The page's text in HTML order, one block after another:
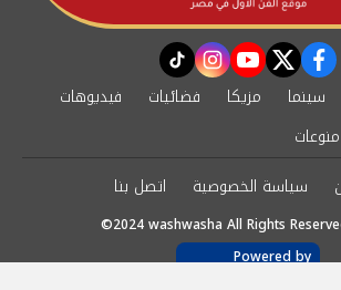
facebook
twitter
youtube
instagram
tiktok
سينما مزيكا فضائيات
فيديوهات
منوعات
سياسة الخصوصية اتصل بنا
©2024 washwasha All Rights
Powered by